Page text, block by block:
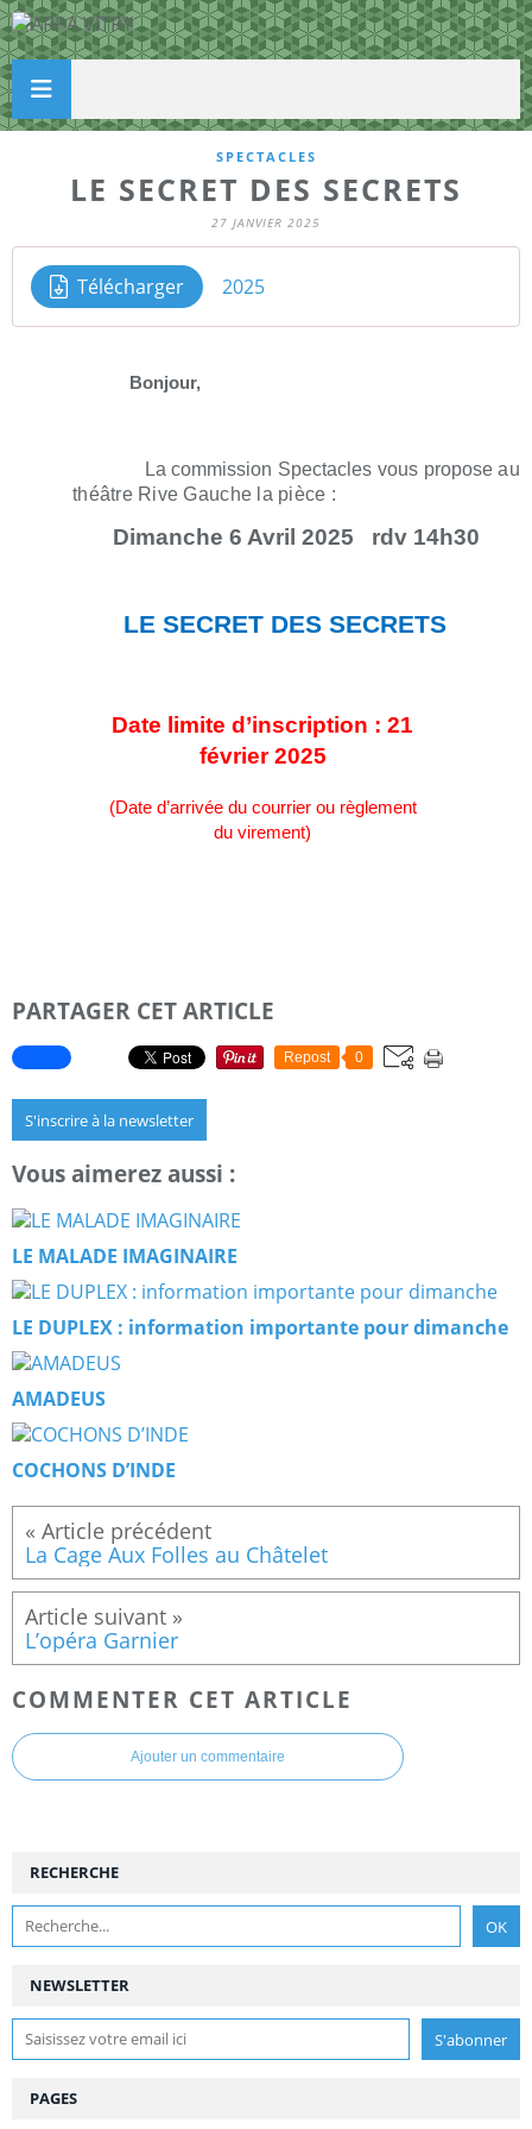
SPECTACLES
LE SECRET DES SECRETS
27 JANVIER 2025
Télécharger 2025
Bonjour,
La commission Spectacles vous proposeau
théâtre Rive Gauche la pièce :
Dimanche 6 Avril 2025 rdv 14h30
LE SECRET DES SECRETS
Date limite d’inscription : 21
février 2025
(Date d’arrivée du courrier ou règlement
du virement)
PARTAGER CET ARTICLE
Repost 0
S'inscrire à la newsletter
Vous aimerez aussi :
LE MALADE IMAGINAIRE
LE DUPLEX : information importante pour dimanche
AMADEUS
COCHONS D’INDE
La Cage Aux Folles au Châtelet
L’opéra Garnier
COMMENTER CET ARTICLE
Ajouter un commentaire
NEWSLETTER
RECHERCHE
PAGES